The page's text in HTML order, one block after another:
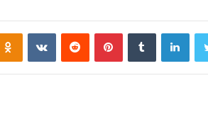
لينكدإن بينتيريست